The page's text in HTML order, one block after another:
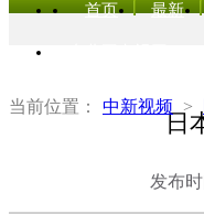
首页 最新
当前位置： 中新视频 >
日
发布